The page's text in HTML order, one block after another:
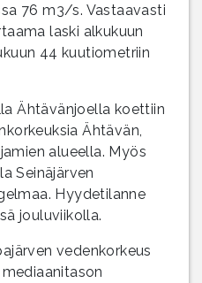
76 m3/s. Vastaavasti
laski alkukuun
44 kuutiometriin
Ähtävänjoella koettiin
Ähtävän,
alueella. Myös
Seinäjärven
Hyydetilanne
jouluviikolla.
vedenkorkeus